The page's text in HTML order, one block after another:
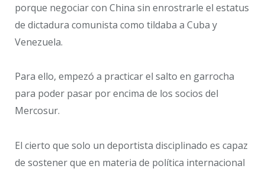
porque negociar con China sin enrostrarle el estatus
de dictadura comunista como tildaba a Cuba y
Venezuela.
Para ello, empezó a practicar el salto en garrocha
para poder pasar por encima de los socios del
Mercosur.
El cierto que solo un deportista disciplinado es capaz
de sostener que en materia de política internacional